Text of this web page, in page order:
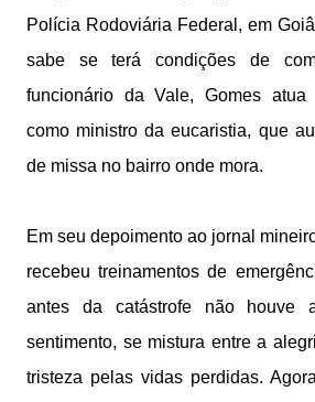
Polícia Rodoviária Federal, em
sabe se terá condições de
funcionário da Vale, Gomes
como ministro da eucaristia, que
de missa no bairro onde mora.
Em seu depoimento ao jornal
recebeu treinamentos de
antes da catástrofe não houve
sentimento, se mistura entre a
tristeza pelas vidas perdidas.